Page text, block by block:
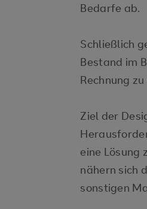
Bedarfe ab.
Schließlich
Bestand im
Rechnung
Ziel der
eine Lösung
nähern sich
sonstigen